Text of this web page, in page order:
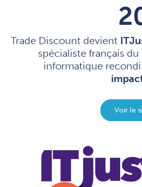
Trade Discount devient
spécialiste français
informatique
Voir le